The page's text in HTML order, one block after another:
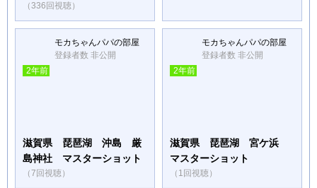
（336回視聴）
モカちゃんパパの部屋
登録者数 非公開
2年前
滋賀県 琵琶湖 沖島 厳
島神社 マスターショット
（7回視聴）
モカちゃんパパの部屋
登録者数 非公開
2年前
滋賀県 琵琶湖 宮ケ浜
マスターショット
（1回視聴）